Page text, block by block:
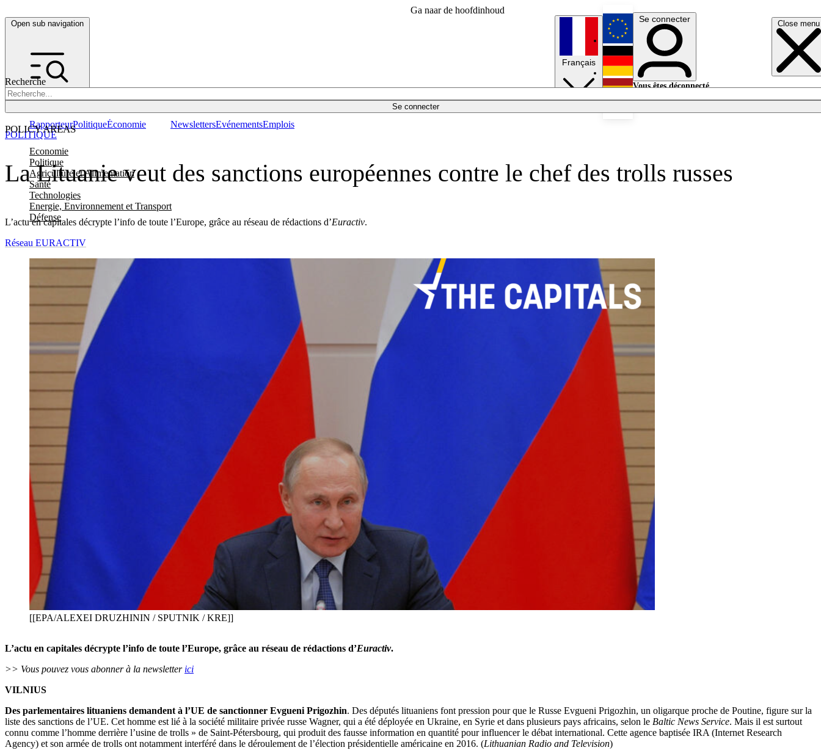
Ga naar de hoofdinhoud
Open sub navigation Close menu
Recherche
Se connecter
POLICY AREAS
Economie
Politique
Agriculture et Alimentation
Santé
Technologies
Energie, Environnement et Transport
Défense
RapporteurPolitiqueÉconomie NewslettersEvénementsEmplois
Français
English
Deutsch
Se connecter
Vous êtes déconnecté.
La Lituanie veut des sanctions européennes contre le chef des trolls russes
L’actu en capitales décrypte l’info de toute l’Europe, grâce au réseau de rédactions d’Euractiv.
POLITIQUE
Réseau EURACTIV
[[EPA/ALEXEI DRUZHININ / SPUTNIK / KRE]]
L’actu en capitales décrypte l’info de toute l’Europe, grâce au réseau de rédactions d’Euractiv.
>> Vous pouvez vous abonner à la newsletter ici
VILNIUS
Des parlementaires lituaniens demandent à l’UE de sanctionner Evgueni Prigozhin. Des députés lituaniens font pression pour que le Russe Evgueni Prigozhin, un oligarque proche de Poutine, figure sur la
liste des sanctions de l’UE. Cet homme est lié à la société militaire privée russe Wagner, qui a été déployée en Ukraine, en Syrie et dans plusieurs pays africains, selon le Baltic News Service. Mais il est surtout
connu comme l’homme derrière l’usine de trolls » de Saint-Pétersbourg, qui produit des fausse information en quantité pour influencer le débat international. Cette agence baptisée IRA (Internet Research
Agency) et son armée de trolls ont notamment interféré dans le déroulement de l’élection présidentielle américaine en 2016. (Lithuanian Radio and Television)